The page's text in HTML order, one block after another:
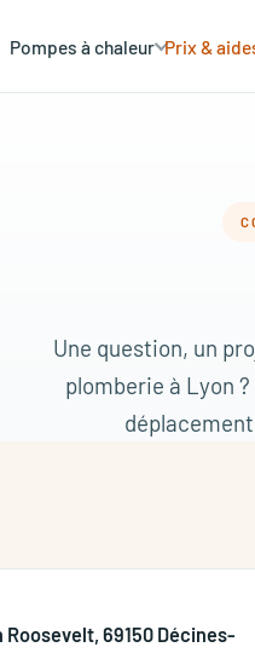
Pompes à chaleur Prix &
Une question, un
plomberie à Lyon
69150 Décines-